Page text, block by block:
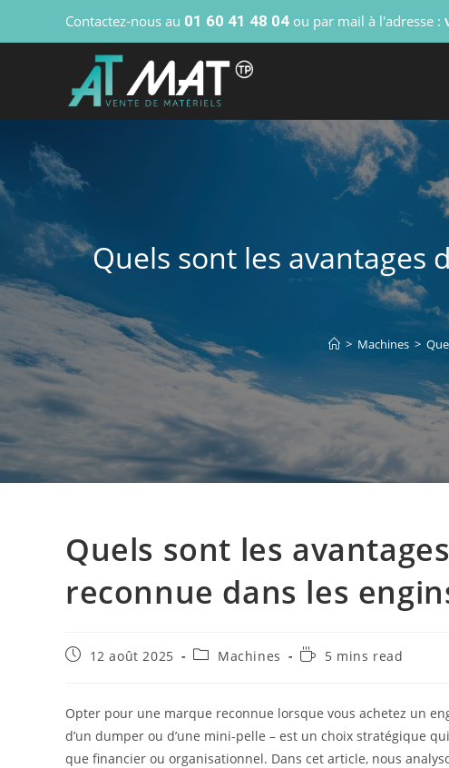
Contactez-nous au 01 60 41 48 04 ou par mail à l'adresse :
Quels sont les avantages
> Machines >
Quels sont les
reconnue dans les
12 août 2025 Machines 5 mins read
Opter pour une marque reconnue lorsque vous achetez un
d’un dumper ou d’une mini-pelle – est un choix stratégique
que financier ou organisationnel. Dans cet article, nous